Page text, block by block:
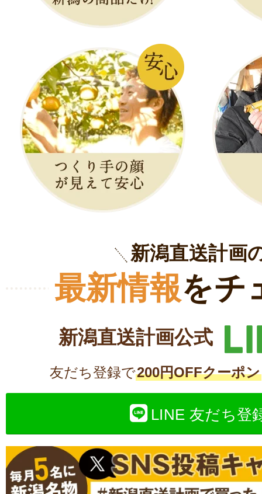
新潟直送計画
最新情報をチ
新潟直送計画公式
友だち登録で200円OFFクーポン
LINE 友だち登